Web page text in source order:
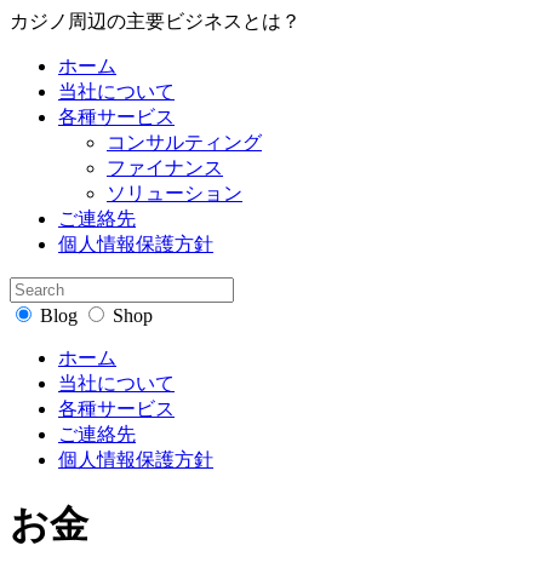
カ‌ジ‌ノ‌周‌辺‌の‌主‌要‌ビ‌ジ‌ネ‌ス‌と‌は？‌
ホーム
当社について
各種サービス
コンサルティング
ファイナンス
ソリューション
ご連絡先
個人情報保護方針
Blog Shop
ホーム
当社について
各種サービス
ご連絡先
個人情報保護方針
お金